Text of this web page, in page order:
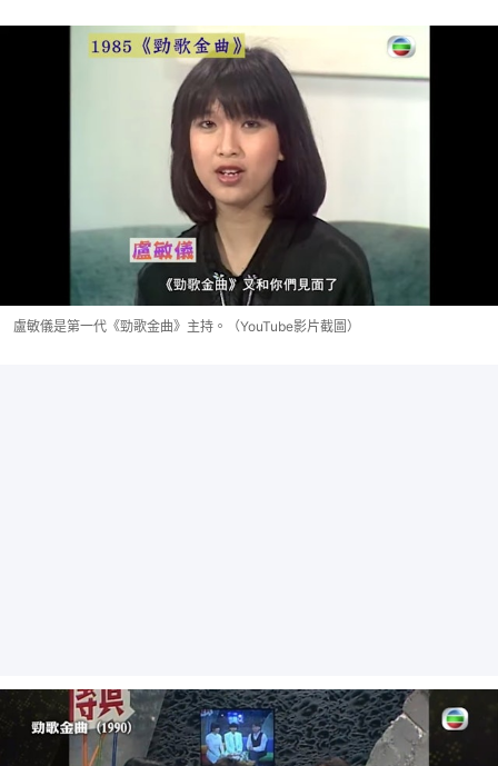
盧敏儀是第一代《勁歌金曲》主持。（YouTube影片截圖）